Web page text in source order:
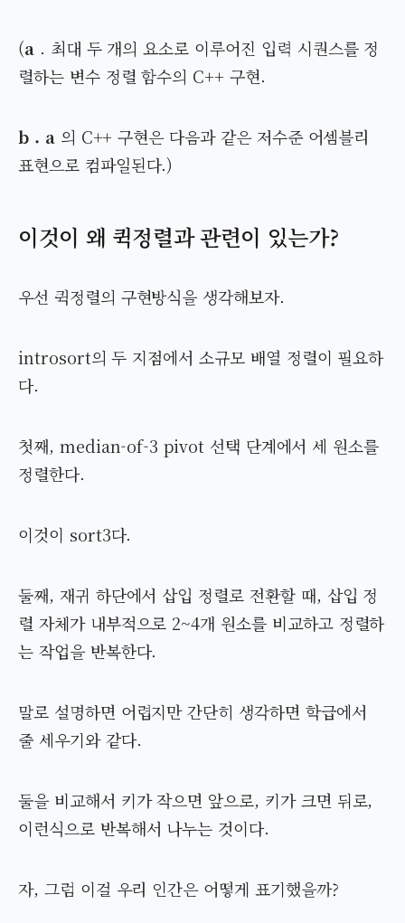
(a. 최대 두 개의 요소로 이루어진 입력 시퀀스를 정
렬하는 변수 정렬 함수의 C++ 구현.
b . a의 C++ 구현은 다음과 같은 저수준 어셈블리
표현으로 컴파일된다.)
이것이 왜 퀵정렬과 관련이 있는가?
우선 퀵정렬의 구현방식을 생각해보자.
introsort의 두 지점에서 소규모 배열 정렬이 필요하
다.
첫째, median-of-3 pivot 선택 단계에서 세 원소를
정렬한다.
이것이 sort3다.
둘째, 재귀 하단에서 삽입 정렬로 전환할 때, 삽입 정
렬 자체가 내부적으로 2~4개 원소를 비교하고 정렬하
는 작업을 반복한다.
말로 설명하면 어렵지만 간단히 생각하면 학급에서
줄 세우기와 같다.
둘을 비교해서 키가 작으면 앞으로, 키가 크면 뒤로,
이런식으로 반복해서 나누는 것이다.
자, 그럼 이걸 우리 인간은 어떻게 표기했을까?